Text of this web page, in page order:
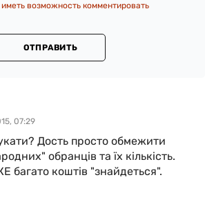
возможность комментировать
ОТПРАВИТЬ
07:29
Дость просто обмежити
обранців та їх кількість.
багато коштів "знайдеться".